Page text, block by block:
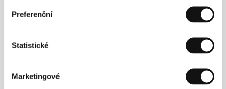
Preferenční
Statistické
Marketingové